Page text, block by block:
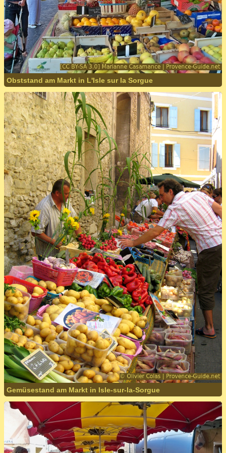
Obststand am Markt in L'Isle sur la Sorgue
Gemüsestand am Markt in Isle-sur-la-Sorgue